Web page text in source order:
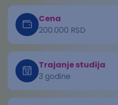
Cena
200.000 RSD
Trajanje studija
3 godine